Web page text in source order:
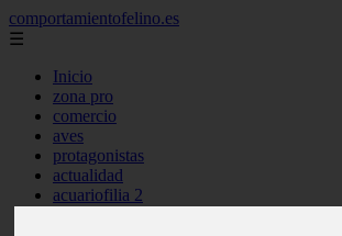
comportamientofelino.es
☰
Inicio
zona pro
comercio
aves
protagonistas
actualidad
acuariofilia 2